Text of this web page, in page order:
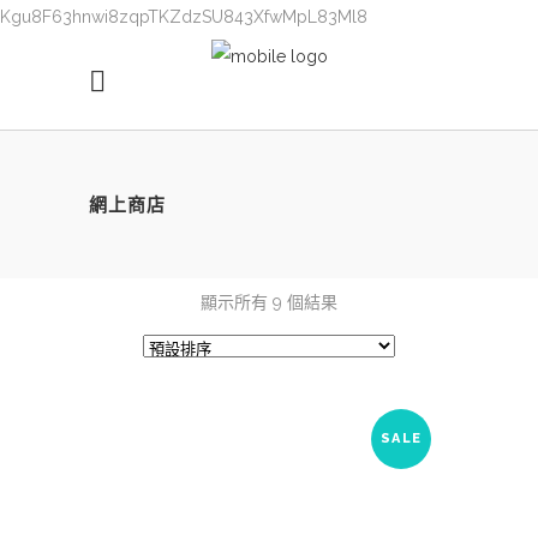
Kgu8F63hnwi8zqpTKZdzSU843XfwMpL83Ml8
網上商店
顯示所有 9 個結果
SALE